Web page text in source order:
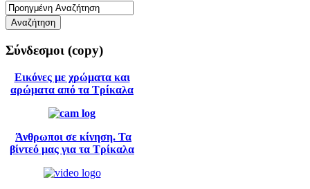
Σύνδεσμοι (copy)
Εικόνες με χρώματα και
αρώματα από τα Τρίκαλα
Άνθρωποι σε κίνηση. Τα
βίντεό μας για τα Τρίκαλα